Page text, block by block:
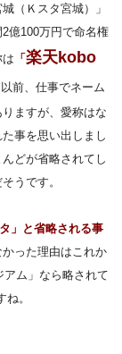
（Ｋスタ宮城）」
億100万円で命名権
は 「 楽天kobo
前、仕事でネーム
ますが、愛称はな
事を思い出しまし
どが省略されてし
うです。
」と省略される事
った理由はこれか
ム」なら略されて
。